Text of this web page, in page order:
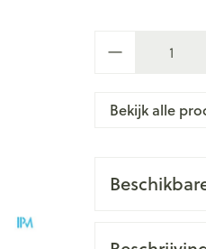
Bekijk alle